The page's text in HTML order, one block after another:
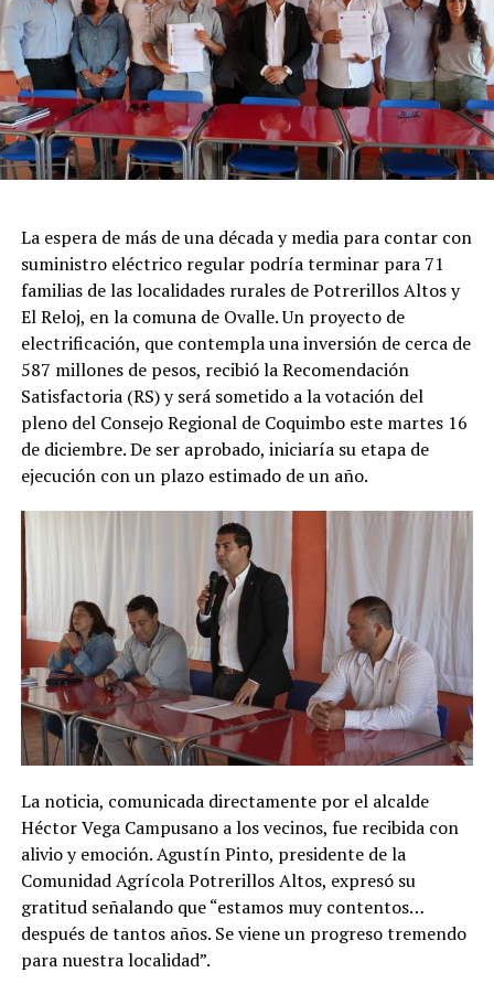
La espera de más de una década y media para contar con
suministro eléctrico regular podría terminar para 71
familias de las localidades rurales de Potrerillos Altos y
El Reloj, en la comuna de Ovalle. Un proyecto de
electrificación, que contempla una inversión de cerca de
587 millones de pesos, recibió la Recomendación
Satisfactoria (RS) y será sometido a la votación del
pleno del Consejo Regional de Coquimbo este martes 16
de diciembre. De ser aprobado, iniciaría su etapa de
ejecución con un plazo estimado de un año.
La noticia, comunicada directamente por el alcalde
Héctor Vega Campusano a los vecinos, fue recibida con
alivio y emoción. Agustín Pinto, presidente de la
Comunidad Agrícola Potrerillos Altos, expresó su
gratitud señalando que “estamos muy contentos…
después de tantos años. Se viene un progreso tremendo
para nuestra localidad”.